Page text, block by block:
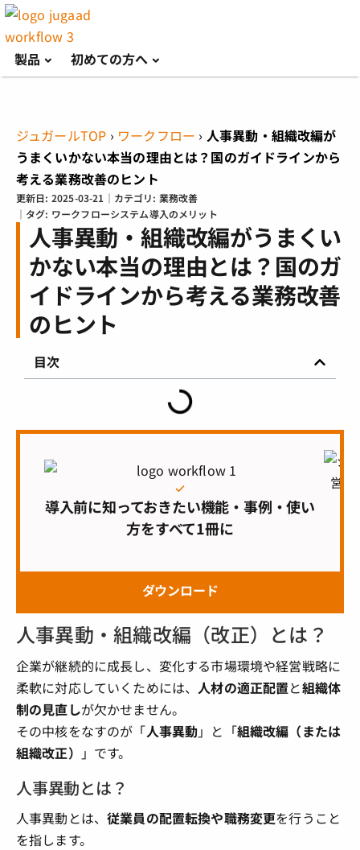
製品 初めての方へ
ジュガールTOP › ワークフロー › 人事異動・組織改編が
うまくいかない本当の理由とは？国のガイドラインから
考える業務改善のヒント
更新日: 2025-03-21 ｜カテゴリ: 業務改善
｜タグ: ワークフローシステム導入のメリット
人事異動・組織改編がうまくい
かない本当の理由とは？国のガ
イドラインから考える業務改善
のヒント
目次
導入前に知っておきたい機能・事例・使い
方をすべて1冊に
ダウンロード
人事異動・組織改編（改正）とは？
企業が継続的に成長し、変化する市場環境や経営戦略に
柔軟に対応していくためには、人材の適正配置と組織体
制の見直しが欠かせません。
その中核をなすのが「人事異動」と「組織改編（または
組織改正） 」です。
人事異動とは？
人事異動とは、従業員の配置転換や職務変更を行うこと
を指します。